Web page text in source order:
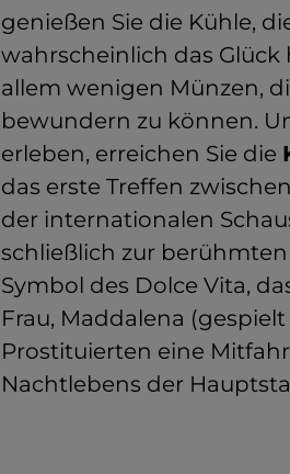
genießen Sie die Kühle,
wahrscheinlich das
allem wenigen Münzen,
bewundern zu können.
erleben, erreichen Sie die
das erste Treffen
der internationalen
schließlich zur berühmten
Symbol des Dolce Vita,
Frau, Maddalena
Prostituierten eine
Nachtlebens der